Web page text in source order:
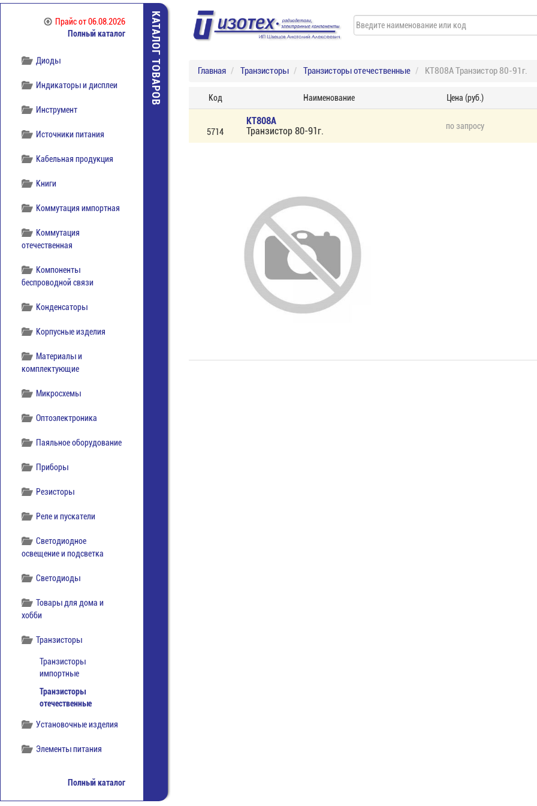
Прайсот 06.08.2026
Полный каталог
Диоды
Индикаторы и дисплеи
Инструмент
Источники питания
Кабельная продукция
Книги
Коммутация импортная
Коммутация
отечественная
Компоненты
беспроводной связи
Конденсаторы
Корпусные изделия
Материалы и
комплектующие
Микросхемы
Оптоэлектроника
Паяльное оборудование
Приборы
Резисторы
Реле и пускатели
Светодиодное
освещение и подсветка
Светодиоды
Товары для дома и
хобби
Транзисторы
Транзисторы
импортные
Транзисторы
отечественные
Установочные изделия
Элементы питания
Полный каталог
КАТАЛОГ ТОВАРОВ Главная Транзисторы Транзисторы отечественные КТ808А Транзистор 80-91г.
Код Наименование Цена (руб.)
5714
КТ808А
Транзистор 80-91г.
по запросу